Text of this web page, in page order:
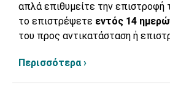
απλά επιθυμείτε την επιστροφή
το επιστρέψετε εντός 14
του προς αντικατάσταση ή
Περισσότερα ›